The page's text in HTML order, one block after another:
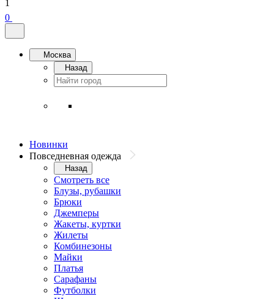
1
0
Москва
Назад
Новинки
Повседневная одежда
Назад
Смотреть все
Блузы, рубашки
Брюки
Джемперы
Жакеты, куртки
Жилеты
Комбинезоны
Майки
Платья
Сарафаны
Футболки